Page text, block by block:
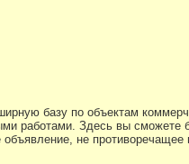
базу по объектам
работами. Здесь вы сможете
не